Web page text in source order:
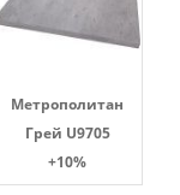
Метрополитан
Грей U9705
+10%